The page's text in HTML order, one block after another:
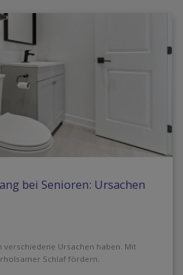
bei Senioren: Ursachen
verschiedene Ursachen haben. Mit
Schlaf fördern.